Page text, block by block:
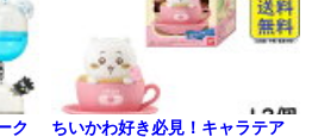
ク
ちいかわ好き必見！キャラテア